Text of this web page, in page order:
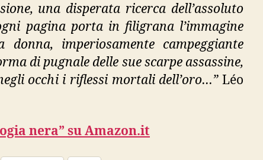
una disperata ricerca dell’assoluto
pagina porta in filigrana l’immagine
donna, imperiosamente campeggiante
di pugnale delle sue scarpe assassine,
occhi i riflessi mortali dell’oro…” Léo
nera” su Amazon.it